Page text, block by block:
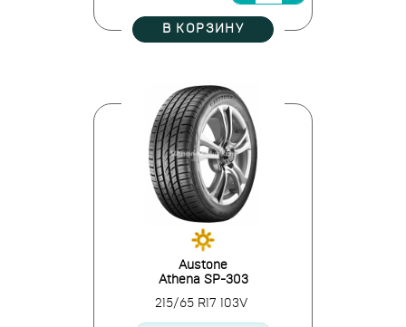
В КОРЗИНУ
Austone
Athena SP-303
215/65 R17 103V